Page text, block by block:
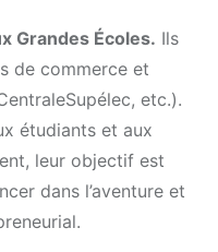
Grandes Écoles. Ils
de commerce et
etc.).
étudiants et aux
leur objectif est
dans l’aventure et